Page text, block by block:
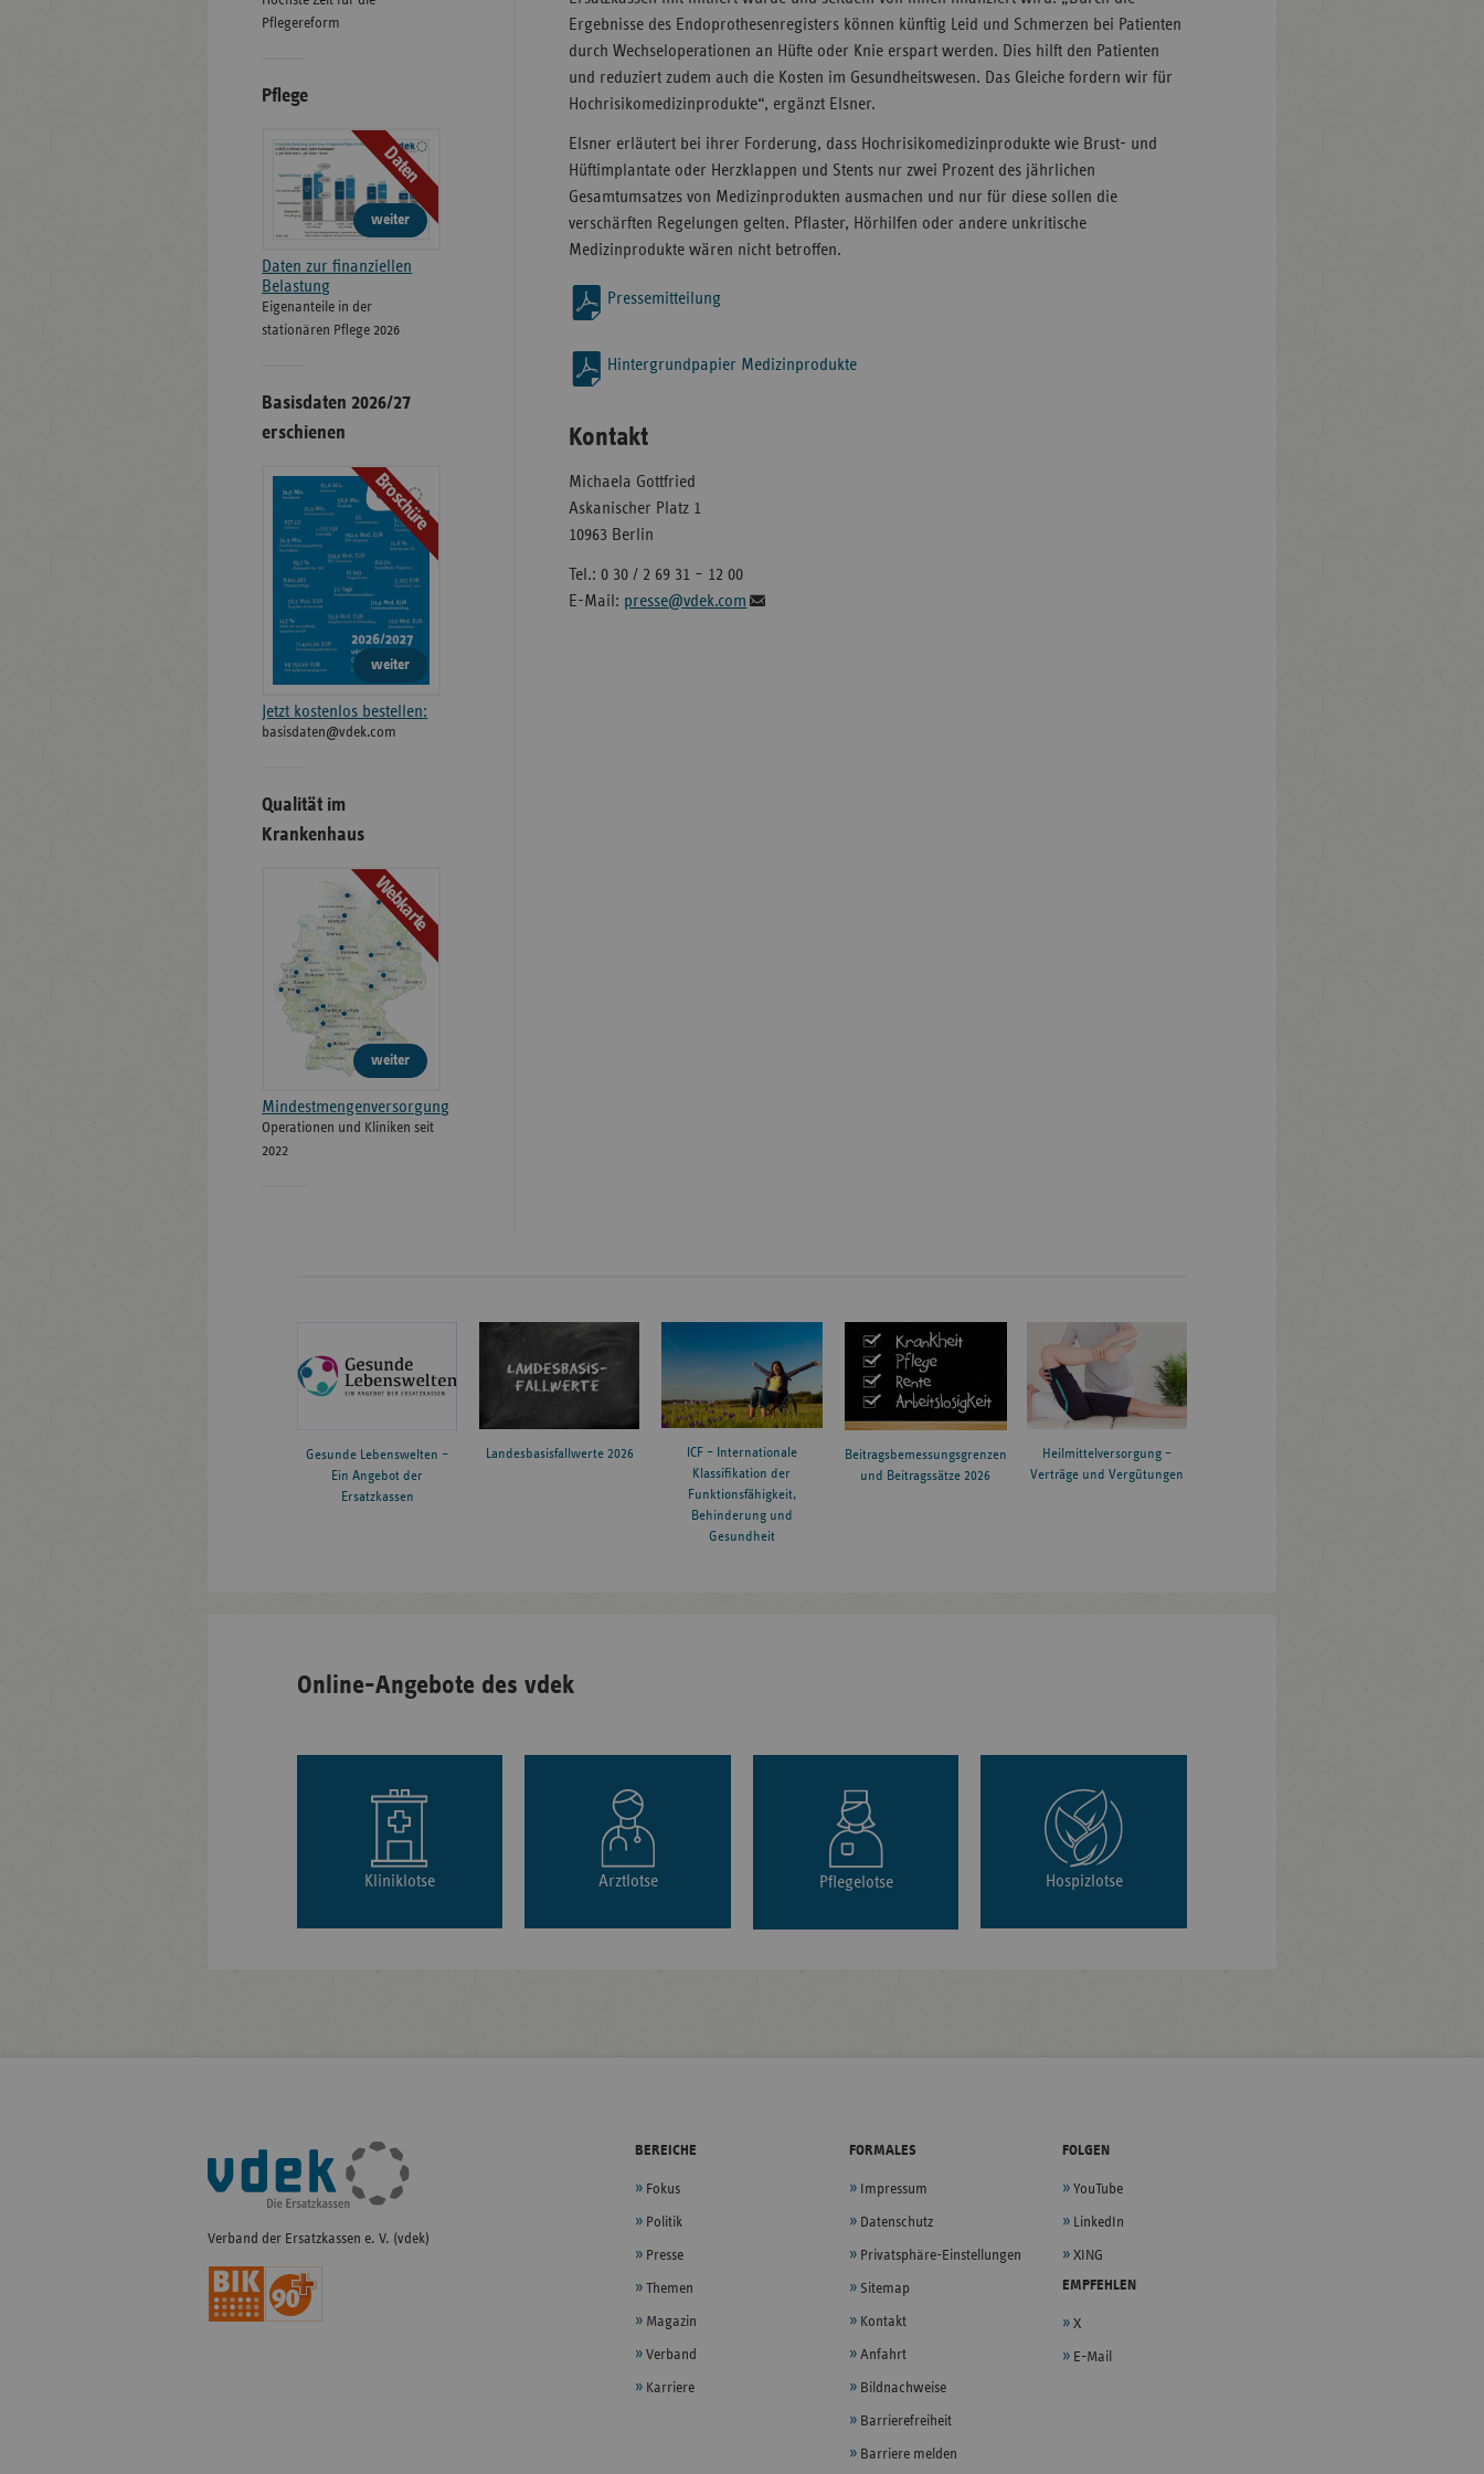
Ergebnisse des Endoprothesenregisters können künftig Leid und Schmerzen bei Patienten
durch Wechseloperationen an Hüfte oder Knie erspart werden. Dies hilft den Patienten
und reduziert zudem auch die Kosten im Gesundheitswesen. Das Gleiche fordern wir für
Hochrisikomedizinprodukte“, ergänzt Elsner.
Elsner erläutert bei ihrer Forderung, dass Hochrisikomedizinprodukte wie Brust- und
Hüftimplantate oder Herzklappen und Stents nur zwei Prozent des jährlichen
Gesamtumsatzes von Medizinprodukten ausmachen und nur für diese sollen die
verschärften Regelungen gelten. Pflaster, Hörhilfen oder andere unkritische
Medizinprodukte wären nicht betroffen.
Pressemitteilung
Hintergrundpapier Medizinprodukte
Kontakt
Michaela Gottfried
Askanischer Platz 1
10963 Berlin
Tel.: 0 30 / 2 69 31 – 12 00
E-Mail: presse@vdek.com
Pflegereform
Pflege
Daten
weiter
Daten zur finanziellen
Belastung
Eigenanteile in der
stationären Pflege 2026
Basisdaten 2026/27
erschienen
Broschüre
weiter
Jetzt kostenlos bestellen:
basisdaten@vdek.com
Qualität im
Krankenhaus
Webkarte
weiter
Mindestmengenversorgung
Operationen und Kliniken seit
2022
Gesunde Lebenswelten –
Ein Angebot der
Ersatzkassen
Landesbasisfallwerte 2026
ICF – Internationale
Klassifikation der
Funktionsfähigkeit,
Behinderung und
Gesundheit
Beitragsbemessungsgrenzen
und Beitragssätze 2026
Heilmittelversorgung –
Verträge und Vergütungen
Online-Angebote des vdek
Kliniklotse Arztlotse Pflegelotse Hospizlotse
Fußleisten-
Navigation
Verband der Ersatzkassen e. V. (vdek)
BEREICHE
Fokus
Politik
Presse
Themen
Magazin
Verband
Karriere
FORMALES
Impressum
Datenschutz
Privatsphäre-Einstellungen
Sitemap
Kontakt
Anfahrt
Bildnachweise
Barrierefreiheit
Barriere melden
FOLGEN
YouTube
LinkedIn
XING
EMPFEHLEN
X
E-Mail